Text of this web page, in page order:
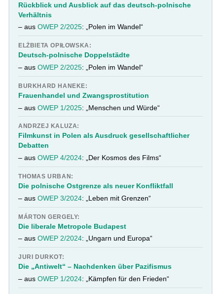
Rückblick und Ausblick auf das deutsch-polnische
Verhältnis
– ausOWEP 2/2025: „Polen im Wandel“
ELŻBIETA OPIŁOWSKA:
Deutsch-polnische Doppelstädte
– ausOWEP 2/2025: „Polen im Wandel“
BURKHARD HANEKE:
Frauenhandel und Zwangsprostitution
– ausOWEP 1/2025: „Menschen und Würde“
ANDRZEJ KALUZA:
Filmkunst in Polen als Ausdruck gesellschaftlicher
Debatten
– ausOWEP 4/2024: „Der Kosmos des Films“
THOMAS URBAN:
Die polnische Ostgrenze als neuer Konfliktfall
– ausOWEP 3/2024: „Leben mit Grenzen“
MÁRTON GERGELY:
Die liberale Metropole Budapest
– ausOWEP 2/2024: „Ungarn und Europa“
JURI DURKOT:
Die „Antiwelt“ – Nachdenken über Pazifismus
– ausOWEP 1/2024: „Kämpfen für den Frieden“